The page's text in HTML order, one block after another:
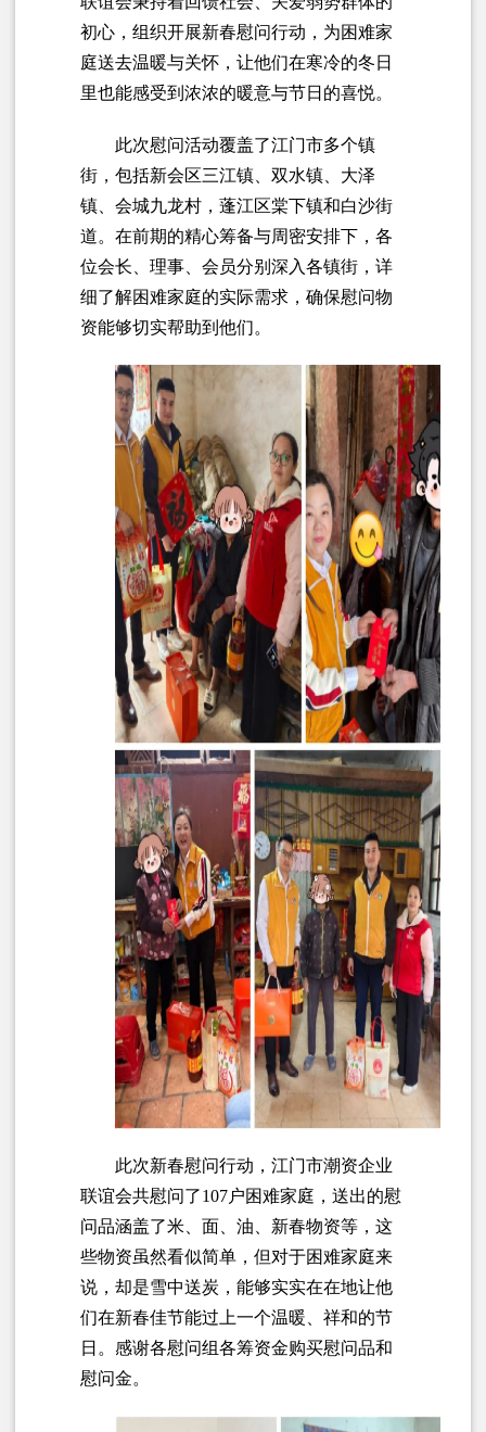
初心，组织开展新春慰问行动，为困难家
庭送去温暖与关怀，让他们在寒冷的冬日
里也能感受到浓浓的暖意与节日的喜悦。
此次慰问活动覆盖了江门市多个镇
街，包括新会区三江镇、双水镇、大泽
镇、会城九龙村，蓬江区棠下镇和白沙街
道。在前期的精心筹备与周密安排下，各
位会长、理事、会员分别深入各镇街，详
细了解困难家庭的实际需求，确保慰问物
资能够切实帮助到他们。
此次新春慰问行动，江门市潮资企业
联谊会共慰问了107户困难家庭，送出的慰
问品涵盖了米、面、油、新春物资等，这
些物资虽然看似简单，但对于困难家庭来
说，却是雪中送炭，能够实实在在地让他
们在新春佳节能过上一个温暖、祥和的节
日。感谢各慰问组各筹资金购买慰问品和
慰问金。